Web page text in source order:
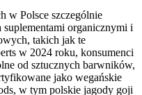
w Polsce szczególnie
organicznymi i
takich jak te
w 2024 roku, konsumenci
od sztucznych barwników,
jako wegańskie
w tym polskie jagody goji